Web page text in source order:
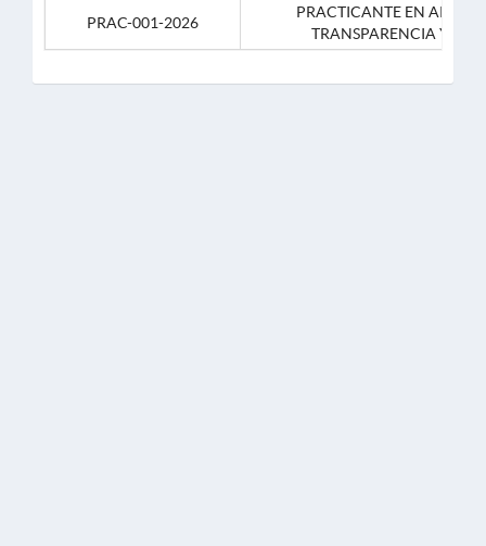
PRAC-001-2026
PRACTICANTE EN APOYO
TRANSPARENCIA Y